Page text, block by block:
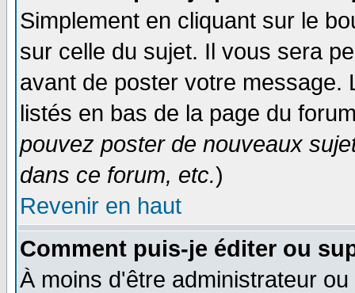
Simplement en cliquant sur le
sur celle du sujet. Il vous sera
avant de poster votre
listés en bas de la page du
pouvez poster de nouveaux
dans ce forum, etc.)
Revenir en haut
Comment puis-je éditer ou
À moins d'être administrateur